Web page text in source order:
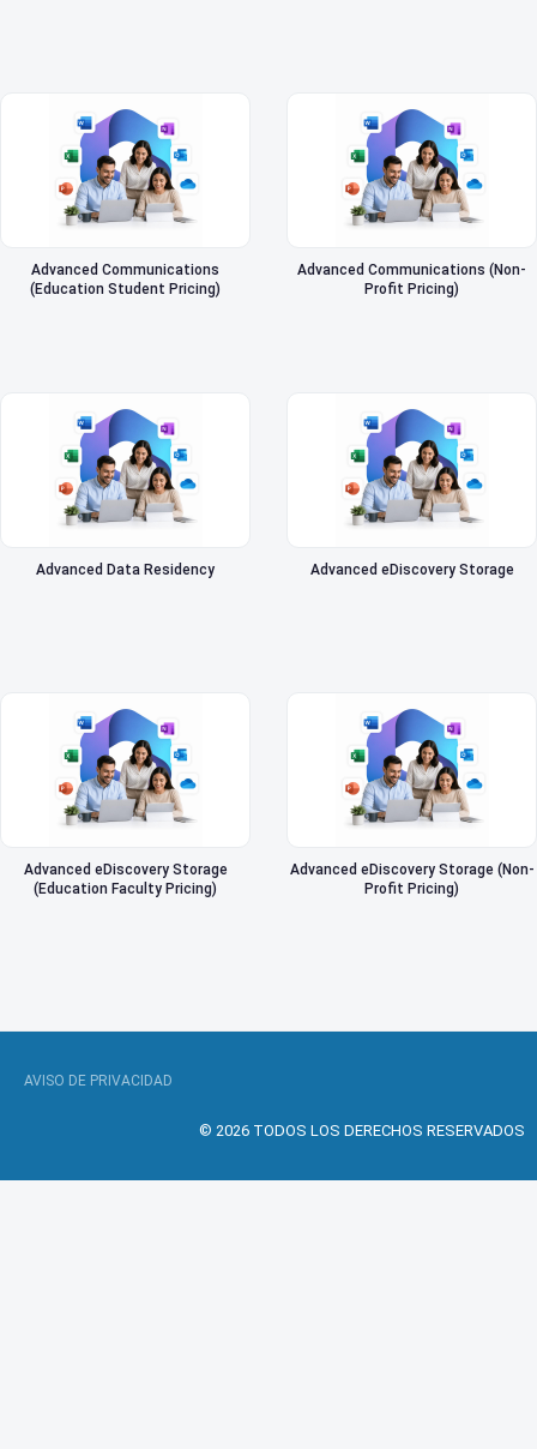
Advanced Communications
(Education Student Pricing)
Advanced Communications (Non-
Profit Pricing)
Advanced Data Residency Advanced eDiscovery Storage
Advanced eDiscovery Storage
(Education Faculty Pricing)
Advanced eDiscovery Storage (Non-
Profit Pricing)
AVISO DE PRIVACIDAD
© 2026 TODOS LOS DERECHOS RESERVADOS